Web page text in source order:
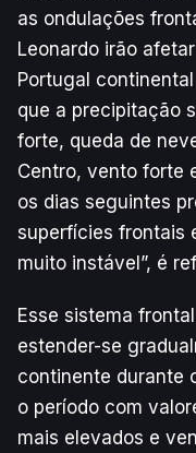
as ondulações
Leonardo irão
Portugal
que a precipitação
forte, queda de
Centro, vento forte
os dias seguintes
superfícies frontais
muito instável”, é
Esse sistema
estender-se
continente durante
o período com
mais elevados e